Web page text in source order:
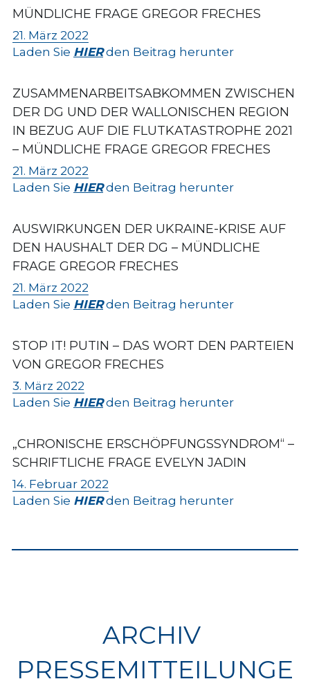
MÜNDLICHE FRAGE GREGOR FRECHES
21. März 2022
Laden Sie HIER den Beitrag herunter
ZUSAMMENARBEITSABKOMMEN ZWISCHEN
DER DG UND DER WALLONISCHEN REGION
IN BEZUG AUF DIE FLUTKATASTROPHE 2021
– MÜNDLICHE FRAGE GREGOR FRECHES
21. März 2022
Laden Sie HIER den Beitrag herunter
AUSWIRKUNGEN DER UKRAINE-KRISE AUF
DEN HAUSHALT DER DG – MÜNDLICHE
FRAGE GREGOR FRECHES
21. März 2022
Laden Sie HIER den Beitrag herunter
STOP IT! PUTIN – DAS WORT DEN PARTEIEN
VON GREGOR FRECHES
3. März 2022
Laden Sie HIER den Beitrag herunter
„CHRONISCHE ERSCHÖPFUNGSSYNDROM“ –
SCHRIFTLICHE FRAGE EVELYN JADIN
14. Februar 2022
Laden Sie HIER den Beitrag herunter
ARCHIV
PRESSEMITTEILUNGE